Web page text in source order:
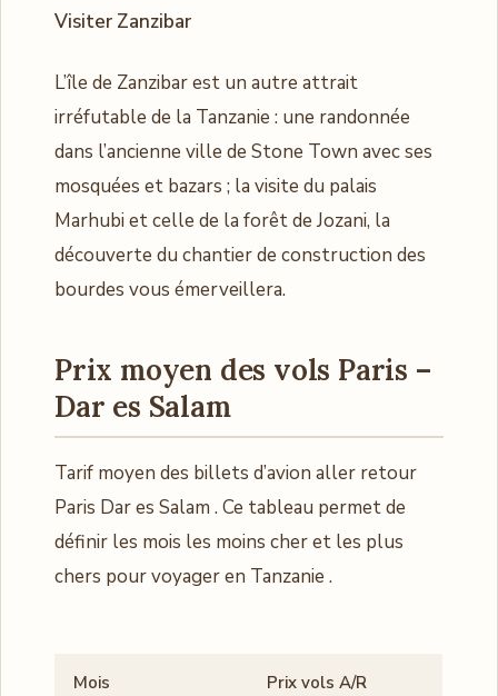
Visiter Zanzibar
L’île de Zanzibar est un autre attrait
irréfutable de la Tanzanie : une randonnée
dans l’ancienne ville de Stone Town avec ses
mosquées et bazars ; la visite du palais
Marhubi et celle de la forêt de Jozani, la
découverte du chantier de construction des
bourdes vous émerveillera.
Prix moyen des vols Paris –
Dar es Salam
Tarif moyen des billets d’avion aller retour
Paris Dar es Salam . Ce tableau permet de
définir les mois les moins cher et les plus
chers pour voyager en Tanzanie .
Mois Prix vols A/R